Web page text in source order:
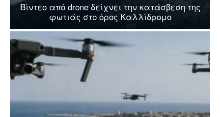
Βίντεο από drone δείχνει την κατάσβεση της
φωτιάς στο όρος Καλλίδρομο